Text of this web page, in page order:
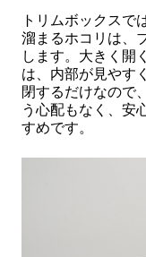
トリムボックスで
溜まるホコリは、
します。大きく開
は、内部が見やす
閉するだけなので
う心配もなく、安
すめです。